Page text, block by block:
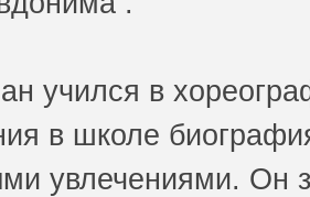
учился в
в школе
увлечениями. Он